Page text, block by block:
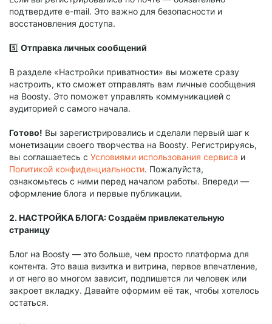
подтвердите e-mail. Это важно для безопасности и
восстановления доступа.
5️⃣ Отправка личных сообщений
В разделе «Настройки приватности» вы можете сразу
настроить, кто сможет отправлять вам личные сообщения
на Boosty. Это поможет управлять коммуникацией с
аудиторией с самого начала.
Готово! Вы зарегистрировались и сделали первый шаг к
монетизации своего творчества на Boosty. Регистрируясь,
вы соглашаетесь с Условиями использования сервиса и
Политикой конфиденциальности. Пожалуйста,
ознакомьтесь с ними перед началом работы. Впереди —
оформление блога и первые публикации.
2. НАСТРОЙКА БЛОГА: Создаём привлекательную
страницу
Блог на Boosty — это больше, чем просто платформа для
контента. Это ваша визитка и витрина, первое впечатление,
и от него во многом зависит, подпишется ли человек или
закроет вкладку. Давайте оформим её так, чтобы хотелось
остаться.